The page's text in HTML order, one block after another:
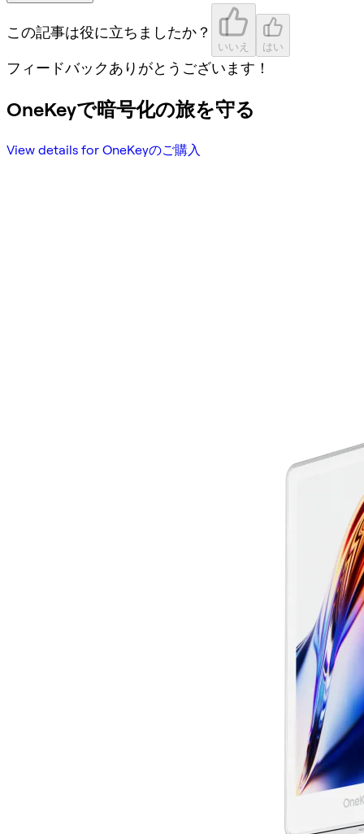
この記事は役に立ちましたか？
いいえ はい
フィードバックありがとうございます！
OneKeyで暗号化の旅を守る
View details for OneKeyのご購入